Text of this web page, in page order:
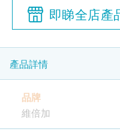
即睇全店產
產品詳情
品牌
維倍加